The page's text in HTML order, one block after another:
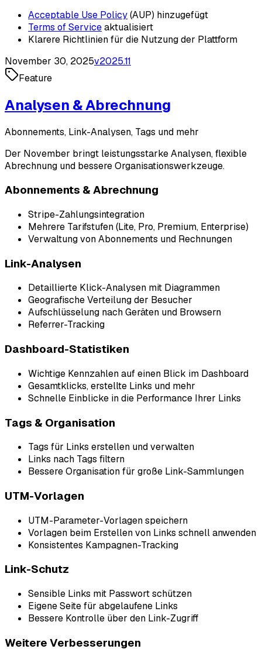
Acceptable Use Policy(AUP) hinzugefügt
Terms of Serviceaktualisiert
Klarere Richtlinien für die Nutzung der Plattform
November 30, 2025v2025.11
Feature
Analysen & Abrechnung
Abonnements, Link-Analysen, Tags und mehr
Der November bringt leistungsstarke Analysen, flexible
Abrechnung und bessere Organisationswerkzeuge.
Abonnements & Abrechnung
Stripe-Zahlungsintegration
Mehrere Tarifstufen (Lite, Pro, Premium, Enterprise)
Verwaltung von Abonnements und Rechnungen
Link-Analysen
Detaillierte Klick-Analysen mit Diagrammen
Geografische Verteilung der Besucher
Aufschlüsselung nach Geräten und Browsern
Referrer-Tracking
Dashboard-Statistiken
Wichtige Kennzahlen auf einen Blick im Dashboard
Gesamtklicks, erstellte Links und mehr
Schnelle Einblicke in die Performance Ihrer Links
Tags & Organisation
Tags für Links erstellen und verwalten
Links nach Tags filtern
Bessere Organisation für große Link-Sammlungen
UTM-Vorlagen
UTM-Parameter-Vorlagen speichern
Vorlagen beim Erstellen von Links schnell anwenden
Konsistentes Kampagnen-Tracking
Link-Schutz
Sensible Links mit Passwort schützen
Eigene Seite für abgelaufene Links
Bessere Kontrolle über den Link-Zugriff
Weitere Verbesserungen